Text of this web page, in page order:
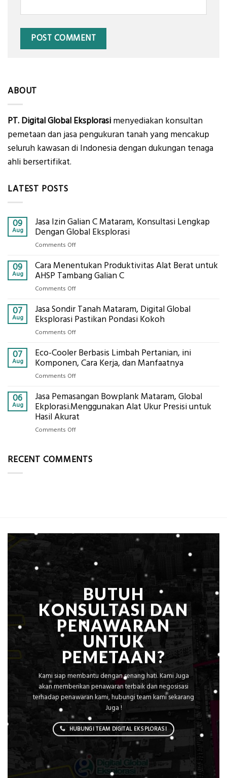
ABOUT
PT. Digital Global Eksplorasi menyediakan konsultan
pemetaan dan jasa pengukuran tanah yang mencakup
seluruh kawasan di Indonesia dengan dukungan tenaga
ahli bersertifikat.
LATEST POSTS
09
Aug
Jasa Izin Galian C Mataram, Konsultasi Lengkap
Dengan Global Eksplorasi
Comments Offon
Izin
Galian
Lengkap
Dengan
Global
09
Aug
Cara Menentukan Produktivitas Alat Berat untuk
AHSP Tambang Galian C
Comments Offon
Menentukan
Produktivitas
AHSP
Tambang
Galian
07
Aug
Jasa Sondir Tanah Mataram, Digital Global
Eksplorasi Pastikan Pondasi Kokoh
Comments Offon
Sondir
Tanah
Eksplorasi
Pastikan
Pondasi
Kokoh
07
Aug
Eco-Cooler Berbasis Limbah Pertanian, ini
Komponen, Cara Kerja, dan Manfaatnya
Comments Offon
Cooler
Berbasis
Limbah
Kerja,
06
Aug
Jasa Pemasangan Bowplank Mataram, Global
Ekplorasi.Menggunakan Alat Ukur Presisi untuk
Hasil Akurat
Comments Offon
Bowplank
Hasil
Akurat
RECENT COMMENTS
BUTUH
KONSULTASI DAN
PENAWARAN
UNTUK
PEMETAAN?
Kami siap membantu dengan senang hati. Kami Juga
akan memberikan penawaran terbaik dan negosisasi
terhadap penawaran kami, hubungi team kami sekarang
Juga !
HUBUNGI TEAM DIGITAL EKSPLORASI